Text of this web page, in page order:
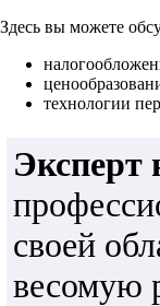
Здесь вы можете
технологии
Эксперт
своей
весомую